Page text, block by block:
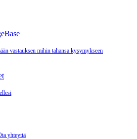
vastauksen mihin tahansa kysymykseen
yhteyttä